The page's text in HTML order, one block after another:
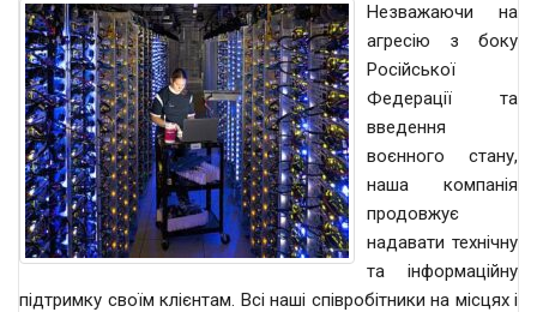
Незважаючи на
агресію з боку
Російської
Федерації та
введення
воєнного стану,
наша компанія
продовжує
надавати технічну
та інформаційну
підтримку своїм клієнтам. Всі наші співробітники на місцях і